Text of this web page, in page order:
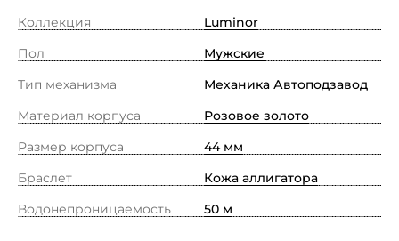
Коллекция
Luminor
Пол
Мужские
Тип механизма
Механика Автоподзавод
Материал корпуса
Розовое золото
Размер корпуса
44 мм
Браслет
Кожа аллигатора
Водонепроницаемость
50 м